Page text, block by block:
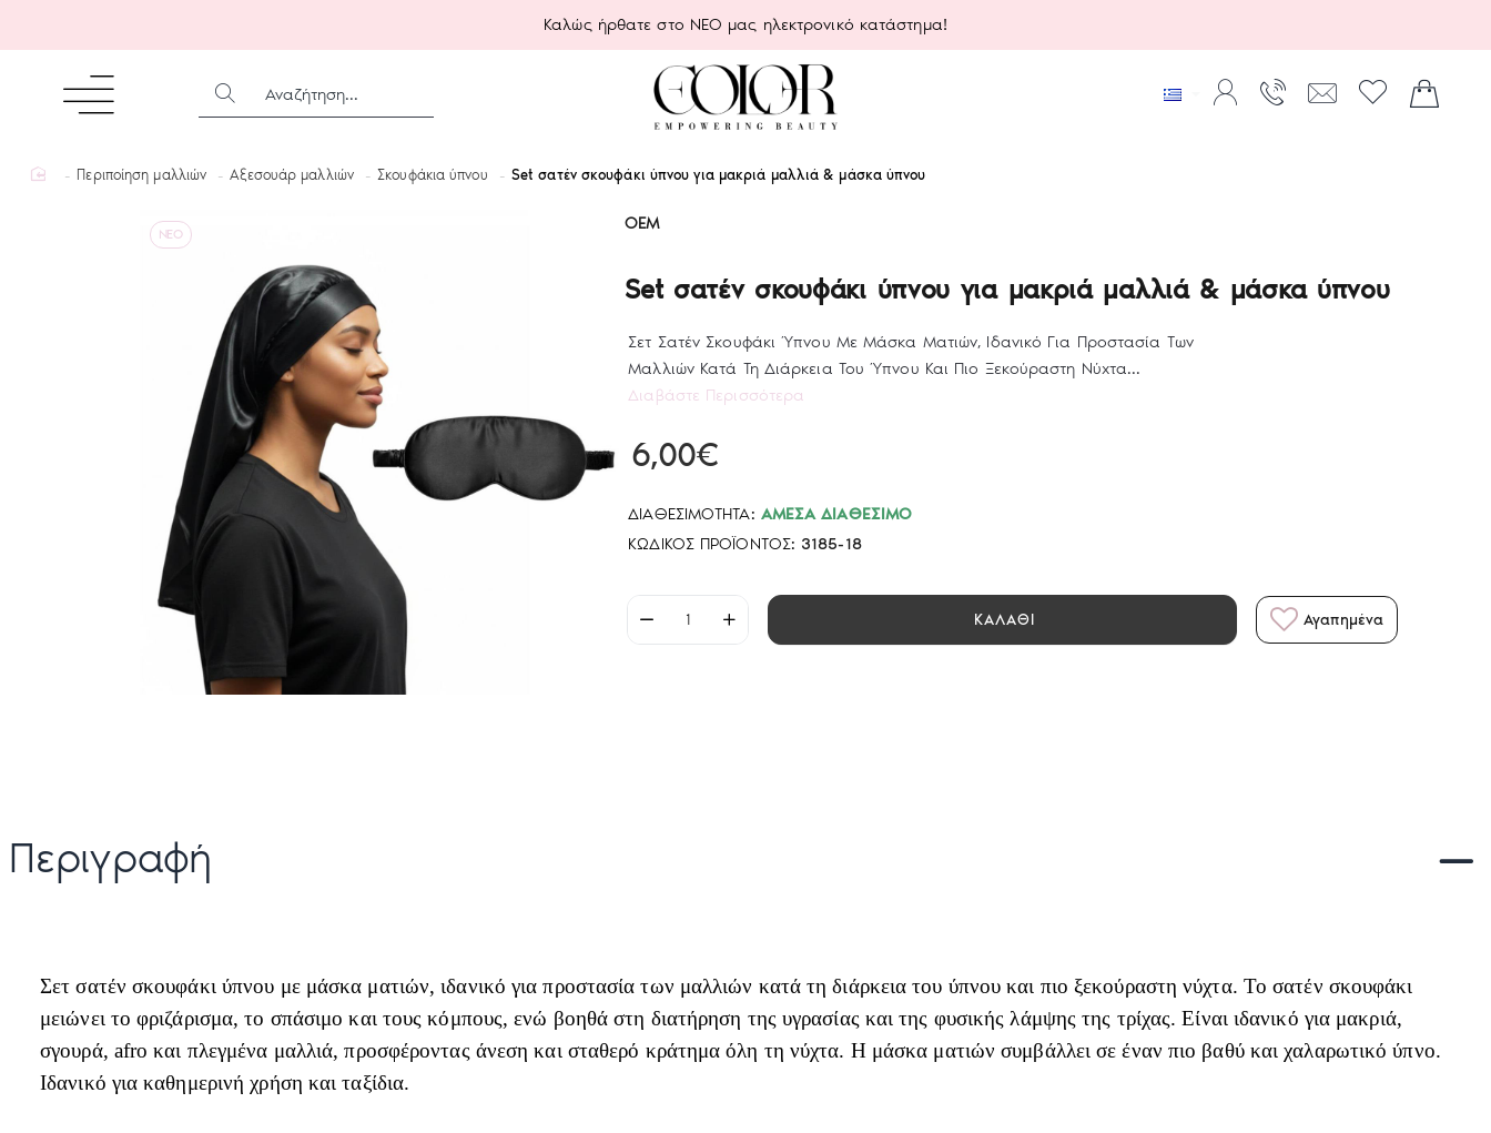
Καλώς ήρθατε στο ΝΕΟ μας ηλεκτρονικό κατάστημα!
ΑΝΑΖΉΤΗΣΗ...
homeΠεριποίηση μαλλιών Αξεσουάρ μαλλιών Σκουφάκια ύπνου Set σατέν σκουφάκι ύπνου για μακριά μαλλιά & μάσκα ύπνου
NEO
OEM
Set σατέν σκουφάκι ύπνου για μακριά μαλλιά & μάσκα ύπνου
Σετ Σατέν Σκουφάκι Ύπνου Με Μάσκα Ματιών, Ιδανικό Για Προστασία Των
Μαλλιών Κατά Τη Διάρκεια Του Ύπνου Και Πιο Ξεκούραστη Νύχτα...
Διαβάστε Περισσότερα
ΔΙΑΘΕΣΙΜΌΤΗΤΑ: ΆΜΕΣΑ ΔΙΑΘΈΣΙΜΟ
ΚΩΔΙΚΌΣ ΠΡΟΪΌΝΤΟΣ: 3185-18
6,00€
ΚΑΛΑΘΙ Αγαπημένα
Περιγραφή
Σετ σατέν σκουφάκι ύπνου με μάσκα ματιών, ιδανικό για προστασία των μαλλιών κατά τη διάρκεια του ύπνου και πιο ξεκούραστη νύχτα. Το σατέν σκουφάκι
μειώνει το φριζάρισμα, το σπάσιμο και τους κόμπους, ενώ βοηθά στη διατήρηση της υγρασίας και της φυσικής λάμψης της τρίχας. Είναι ιδανικό για μακριά,
σγουρά, afro και πλεγμένα μαλλιά, προσφέροντας άνεση και σταθερό κράτημα όλη τη νύχτα. Η μάσκα ματιών συμβάλλει σε έναν πιο βαθύ και χαλαρωτικό ύπνο.
Ιδανικό για καθημερινή χρήση και ταξίδια.